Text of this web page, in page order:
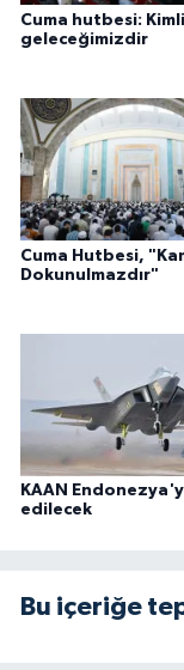
Cuma hutbesi:
geleceğimizdir
Cuma Hutbesi,
Dokunulmazdır"
KAAN
edilecek
Bu içeriğe